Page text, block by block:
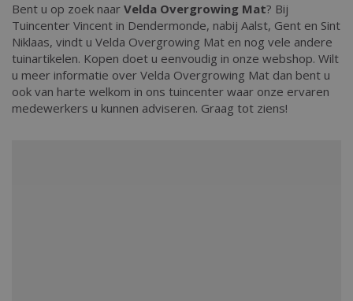
Bent u op zoek naar Velda Overgrowing Mat? Bij
Tuincenter Vincent in Dendermonde, nabij Aalst, Gent en Sint
Niklaas, vindt u Velda Overgrowing Mat en nog vele andere
tuinartikelen. Kopen doet u eenvoudig in onze webshop. Wilt
u meer informatie over Velda Overgrowing Mat dan bent u
ook van harte welkom in ons tuincenter waar onze ervaren
medewerkers u kunnen adviseren. Graag tot ziens!